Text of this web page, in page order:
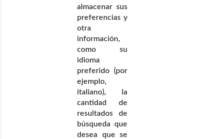
almacenar sus
preferencias y
otra
información,
como su
idioma
preferido (por
ejemplo,
italiano), la
cantidad de
resultados de
búsqueda que
desea que se